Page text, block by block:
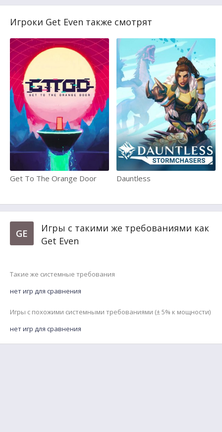
Игроки Get Even также смотрят
Get To The Orange Door Dauntless
GE
Игры с такими же требованиями как
Get Even
Такие же системные требования
нет игр для сравнения
Игры с похожими системными требованиями (± 5% к мощности)
нет игр для сравнения